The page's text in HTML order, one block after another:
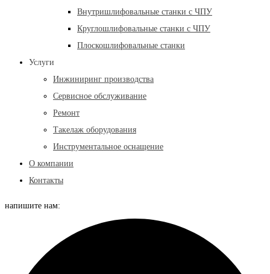
Внутришлифовальные станки с ЧПУ
Круглошлифовальные станки с ЧПУ
Плоскошлифовальные станки
Услуги
Инжиниринг производства
Сервисное обслуживание
Ремонт
Такелаж оборудования
Инструментальное оснащение
О компании
Контакты
напишите нам: